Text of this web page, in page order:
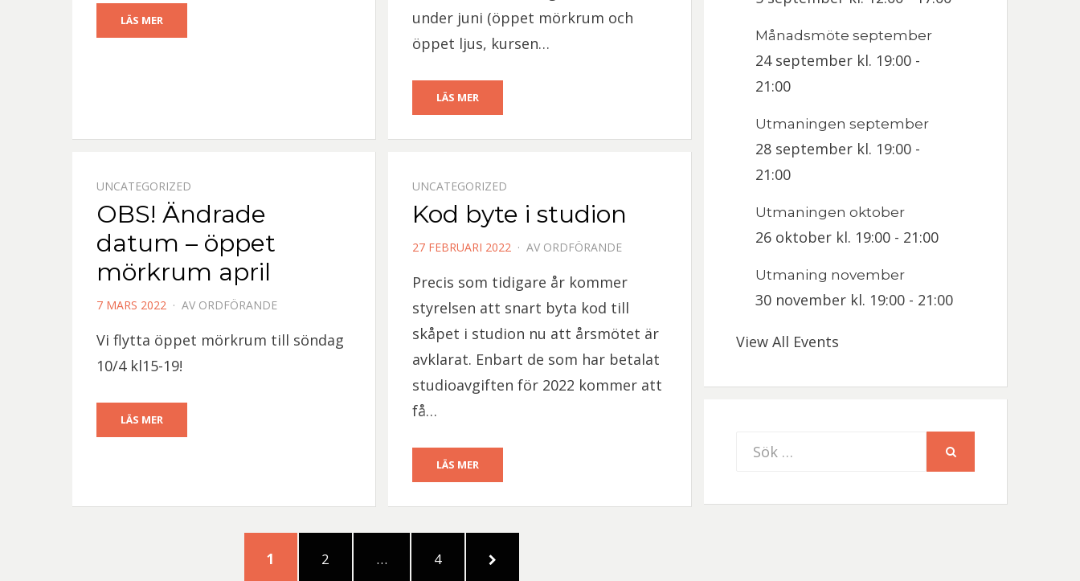
LÄS MER
under juni (öppet mörkrum och
öppet ljus, kursen…
LÄS MER
UNCATEGORIZED
OBS! Ändrade
datum – öppet
mörkrum april
PUBLICERAD
7 MARS 2022 AV ORDFÖRANDE
Vi flytta öppet mörkrum till söndag
10/4 kl15-19!
LÄS MER
UNCATEGORIZED
Kod byte i studion
PUBLICERAD
27 FEBRUARI 2022 AV ORDFÖRANDE
Precis som tidigare år kommer
styrelsen att snart byta kod till
skåpet i studion nu att årsmötet är
avklarat. Enbart de som har betalat
studioavgiften för 2022 kommer att
få…
LÄS MER
SIDA
1 SIDA
2 … SIDA
4
NÄSTA
Månadsmöte september
24 september kl. 19:00 -
21:00
Utmaningen september
28 september kl. 19:00 -
21:00
Utmaningen oktober
26 oktober kl. 19:00 - 21:00
Utmaning november
30 november kl. 19:00 - 21:00
View All Events
Sök